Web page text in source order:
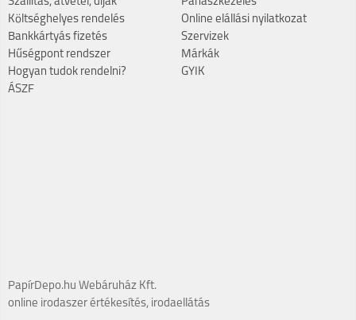
Költséghelyes rendelés
Bankkártyás fizetés
Hűségpont rendszer
Hogyan tudok rendelni?
ÁSZF
Online elállási nyilatkozat
Szervizek
Márkák
GYIK
PapírDepo.hu Webáruház Kft.
online irodaszer értékesítés, irodaellátás